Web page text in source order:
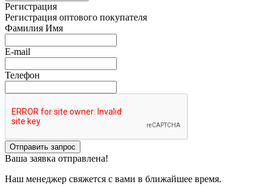
Регистрация
Регистрация оптового покупателя
Фамилия Имя
E-mail
Телефон
Отправить запрос
Ваша заявка отправлена!
Наш менеджер свяжется с вами в ближайшее время.